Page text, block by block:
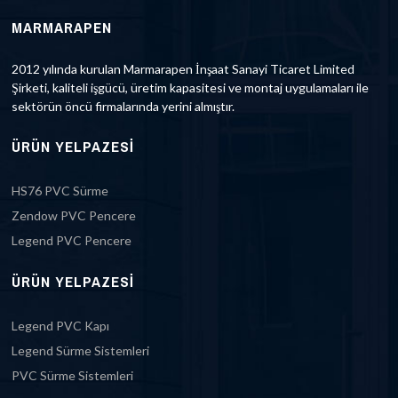
MARMARAPEN
2012 yılında kurulan Marmarapen İnşaat Sanayi Ticaret Limited
Şirketi, kaliteli işgücü, üretim kapasitesi ve montaj uygulamaları ile
sektörün öncü firmalarında yerini almıştır.
ÜRÜN YELPAZESI
HS76 PVC Sürme
Zendow PVC Pencere
Legend PVC Pencere
ÜRÜN YELPAZESI
Legend PVC Kapı
Legend Sürme Sistemleri
PVC Sürme Sistemleri